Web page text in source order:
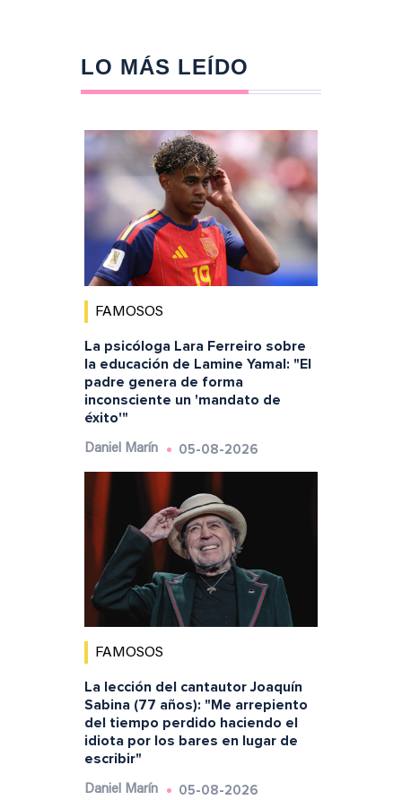
LO MÁS LEÍDO
FAMOSOS
La psicóloga Lara Ferreiro sobre
la educación de Lamine Yamal: "El
padre genera de forma
inconsciente un 'mandato de
éxito'"
Daniel Marín 05-08-2026
FAMOSOS
La lección del cantautor Joaquín
Sabina (77 años): "Me arrepiento
del tiempo perdido haciendo el
idiota por los bares en lugar de
escribir"
Daniel Marín 05-08-2026